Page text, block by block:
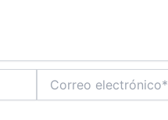
electrónico*